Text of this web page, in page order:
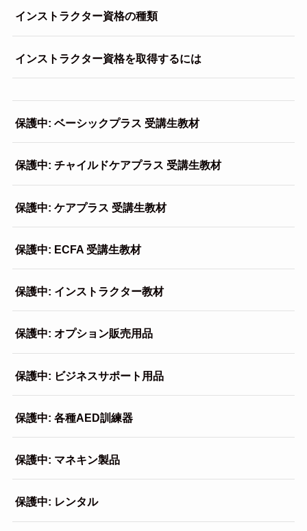
インストラクター資格の種類
インストラクター資格を取得するには
保護中: ベーシックプラス 受講生教材
保護中: チャイルドケアプラス 受講生教材
保護中: ケアプラス 受講生教材
保護中: ECFA 受講生教材
保護中: インストラクター教材
保護中: オプション販売用品
保護中: ビジネスサポート用品
保護中: 各種AED訓練器
保護中: マネキン製品
保護中: レンタル